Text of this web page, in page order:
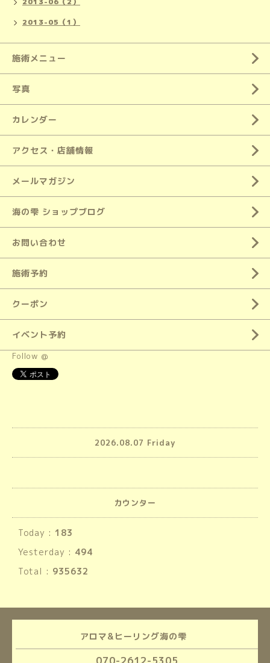
2013-05（1）
施術メニュー
写真
カレンダー
アクセス・店舗情報
メールマガジン
海の雫 ショップブログ
お問い合わせ
施術予約
クーポン
イベント予約
Follow @
2026.08.07 Friday
カウンター
Today : 183
Yesterday : 494
Total : 935632
アロマ&ヒーリング海の雫